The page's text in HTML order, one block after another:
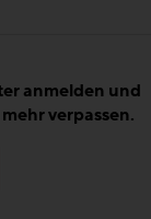
anmelden und
verpassen.